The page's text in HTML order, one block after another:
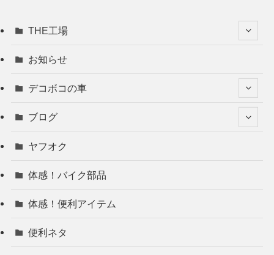
THE工場
お知らせ
デコボコの車
ブログ
ヤフオク
体感！バイク部品
体感！便利アイテム
便利ネタ